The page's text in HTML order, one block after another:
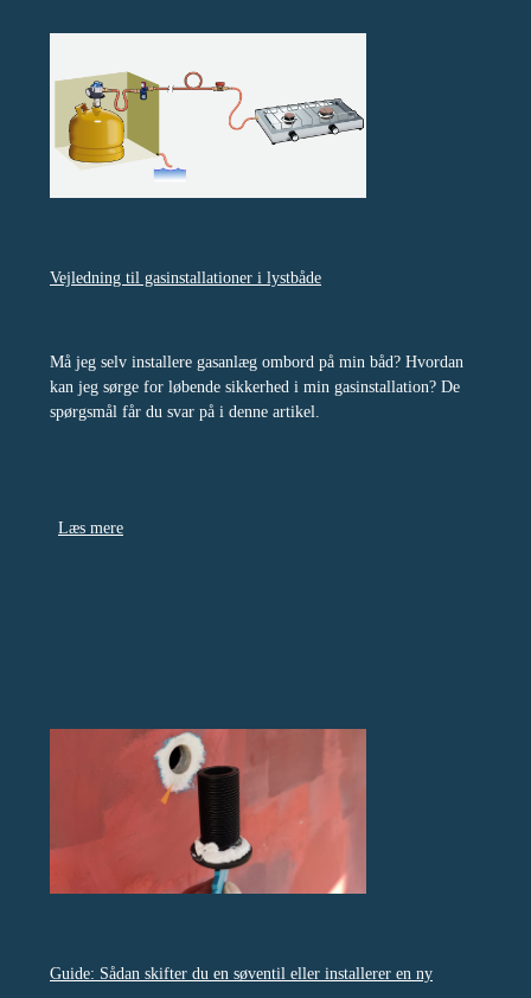
Vejledning til gasinstallationer i lystbåde
Må jeg selv installere gasanlæg ombord på min båd? Hvordan
kan jeg sørge for løbende sikkerhed i min gasinstallation? De
spørgsmål får du svar på i denne artikel.
Læs mere
Guide: Sådan skifter du en søventil eller installerer en ny